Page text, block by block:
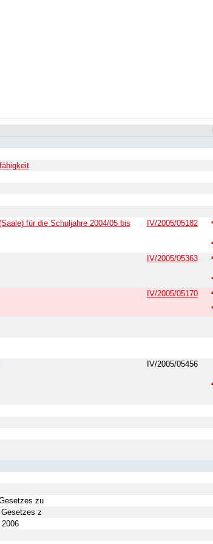
für die Schuljahre 2004/05 bis
IV/2005/05182
IV/2005/05363
IV/2005/05170
IV/2005/05456
zu
z